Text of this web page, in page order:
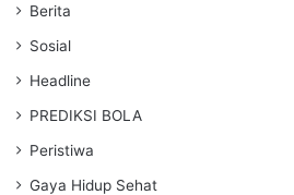
Berita
Sosial
Headline
PREDIKSI BOLA
Peristiwa
Gaya Hidup Sehat